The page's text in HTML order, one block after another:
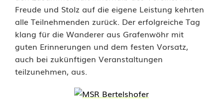
m
i
t
T
Freude und Stolz auf die eigene Leistung kehrten
alle Teilnehmenden zurück. Der erfolgreiche Tag
klang für die Wanderer aus Grafenwöhr mit
guten Erinnerungen und dem festen Vorsatz,
auch bei zukünftigen Veranstaltungen
teilzunehmen, aus.